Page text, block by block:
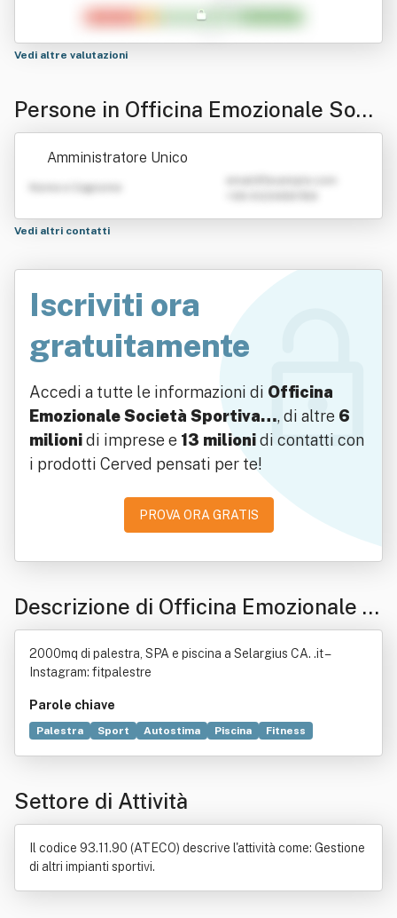
S.s.d. A R.l.
Vedi altre valutazioni
Persone in Officina Emozionale Soci
età Sportiva Dilettantistica A R.l. Sigl
A Della Denominazione: Officina Emo
Amministratore Unico
Nome e Cognome
Vedi altri contatti
Iscriviti ora
gratuitamente
Accedi a tutte le informazioni di Officina
Emozionale Società Sportiva…, di altre 6
milionidi imprese e 13 milionidi contatti con
i prodotti Cerved pensati per te!
PROVA ORA GRATIS
Descrizione di Officina Emozionale S
ocietà Sportiva Dilettantistica A R.l. S
igl A Della Denominazione: Officina E
mozionale S.s.d. A R.l.
2000mq di palestra, SPA e piscina a Selargius CA. .it - -
Instagram: fitpalestre
Parole chiave
Palestra Sport Autostima Piscina
Fitness
Alimento
Bene immobile
Profitto
Regolamento
Settore di Attività
Il codice 93.11.90 (ATECO) descrive l'attività come: Gestione
di altri impianti sportivi.